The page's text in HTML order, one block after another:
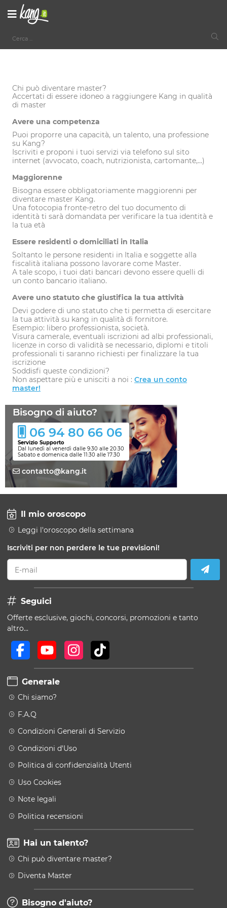
Chi può diventare master?
Accertati di essere idoneo a raggiungere Kang in qualità
di master
Avere una competenza
Puoi proporre una capacità, un talento, una professione
su Kang?
Iscriviti e proponi i tuoi servizi via telefono sul sito
internet (avvocato, coach, nutrizionista, cartomante,...)
Maggiorenne
Bisogna essere obbligatoriamente maggiorenni per
diventare master Kang.
Una fotocopia fronte-retro del tuo documento di
identità ti sarà domandata per verificare la tua identità e
la tua età
Essere residenti o domiciliati in Italia
Soltanto le persone residenti in Italia e soggette alla
fiscalità italiana possono lavorare come Master.
A tale scopo, i tuoi dati bancari devono essere quelli di
un conto bancario italiano.
Avere uno statuto che giustifica la tua attività
Devi godere di uno statuto che ti permetta di esercitare
la tua attività su kang in qualità di fornitore.
Esempio: libero professionista, società.
Visura camerale, eventuali iscrizioni ad albi professionali,
licenze in corso di validità se necessario, diplomi e titoli
professionali ti saranno richiesti per finalizzare la tua
iscrizione
Soddisfi queste condizioni?
Non aspettare più e unisciti a noi : Crea un conto
master!
Bisogno di aiuto?
06 94 80 66 06
Servizio Supporto
Dal lunedì al venerdì dalle 9:30 alle 20:30
Sabato e domenica dalle 11:30 alle 17:30
contatto@kang.it
Il mio oroscopo
Leggi l'oroscopo della settimana
Iscriviti per non perdere le tue previsioni!
E-mail
Seguici
Offerte esclusive, giochi, concorsi, promozioni e tanto
altro...
Generale
Chi siamo?
F.A.Q
Condizioni Generali di Servizio
Condizioni d'Uso
Politica di confidenzialità Utenti
Uso Cookies
Note legali
Politica recensioni
Hai un talento?
Chi può diventare master?
Diventa Master
Bisogno d'aiuto?